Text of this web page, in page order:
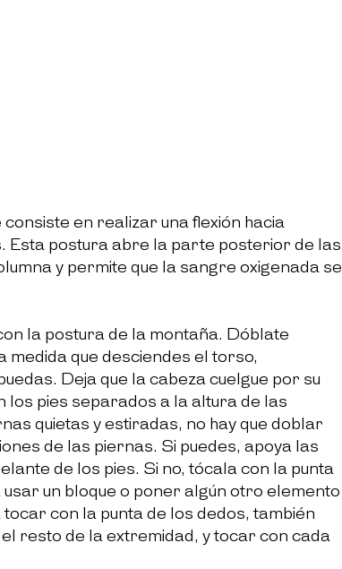
consiste en realizar una flexión hacia
Esta postura abre la parte posterior de las
y permite que la sangre oxigenada se
la postura de la montaña. Dóblate
medida que desciendes el torso,
Deja que la cabeza cuelgue por su
los pies separados a la altura de las
quietas y estiradas, no hay que doblar
de las piernas. Si puedes, apoya las
de los pies. Si no, tócala con la punta
un bloque o poner algún otro elemento
con la punta de los dedos, también
resto de la extremidad, y tocar con cada